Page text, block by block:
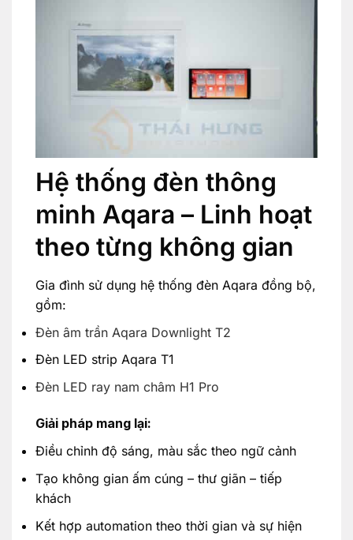
Hệ thống đèn thông
minh Aqara – Linh hoạt
theo từng không gian
Gia đình sử dụng hệ thống đèn Aqara đồng bộ,
gồm:
Đèn âm trần Aqara Downlight T2
Đèn LED strip Aqara T1
Đèn LED ray nam châm H1 Pro
Giải pháp mang lại:
Điều chỉnh độ sáng, màu sắc theo ngữ cảnh
Tạo không gian ấm cúng – thư giãn – tiếp
khách
Kết hợp automation theo thời gian và sự hiện